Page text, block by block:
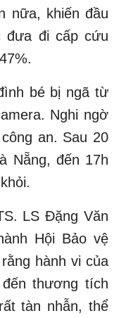
nữa, khiến đầu
đưa đi cấp cứu
bé bị ngã từ
Nghi ngờ
an. Sau 20
Nẵng, đến 17h
LS Đặng Văn
Hội Bảo vệ
hành vi của
thương tích
tàn nhẫn, thể